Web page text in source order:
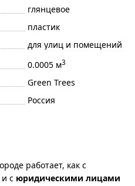
глянцевое
пластик
для улиц и помещений
0.0005 м3
Green Trees
Россия
работает, как с
и с юридическими лицами